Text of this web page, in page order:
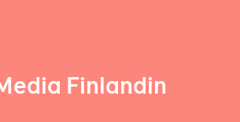
Finlandin